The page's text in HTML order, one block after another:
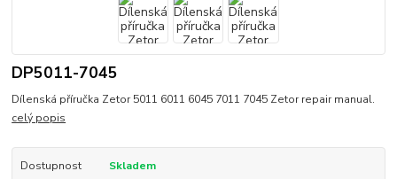
DP5011-7045
Dílenská příručka Zetor 5011 6011 6045 7011 7045 Zetor repair manual.
celý popis
Dostupnost Skladem